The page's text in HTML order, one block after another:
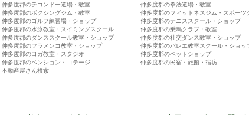
仲多度郡のテコンドー道場・教室
仲多度郡の拳法道場・教室
仲多度郡のボクシングジム・教室
仲多度郡のフィットネスジム・スポーツ
仲多度郡のゴルフ練習場・ショップ
仲多度郡のテニススクール・ショップ
仲多度郡の水泳教室・スイミングスクール
仲多度郡の乗馬クラブ・教室
仲多度郡のダンススクール教室・ショップ
仲多度郡の社交ダンス教室・ショップ
仲多度郡のフラメンコ教室・ショップ
仲多度郡のバレエ教室スクール・ショッ
仲多度郡のヨガ教室・スタジオ
仲多度郡のペットショップ
仲多度郡のペンション・コテージ
仲多度郡の民宿・旅館・宿坊
不動産屋さん検索